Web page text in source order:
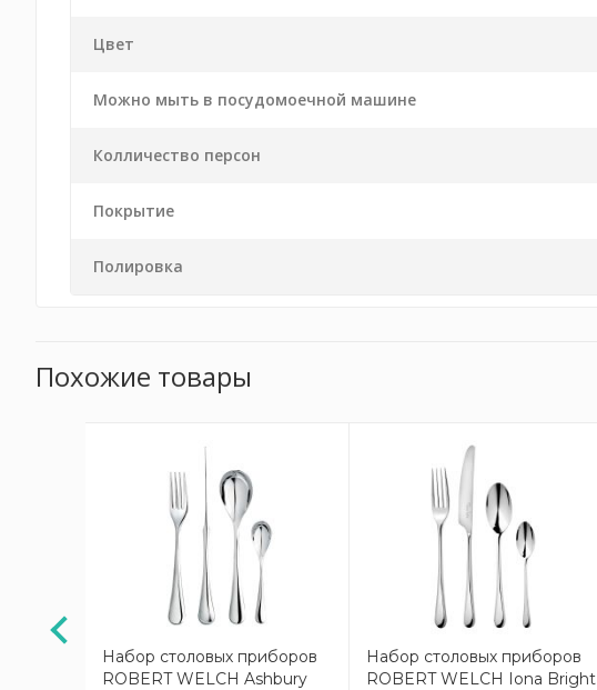
Цвет
Можно мыть в посудомоечной машине
Колличество персон
Покрытие
Полировка
Похожие товары
Набор столовых приборов
ROBERT WELCH Ashbury
Набор столовых приборов
ROBERT WELCH Iona Bright